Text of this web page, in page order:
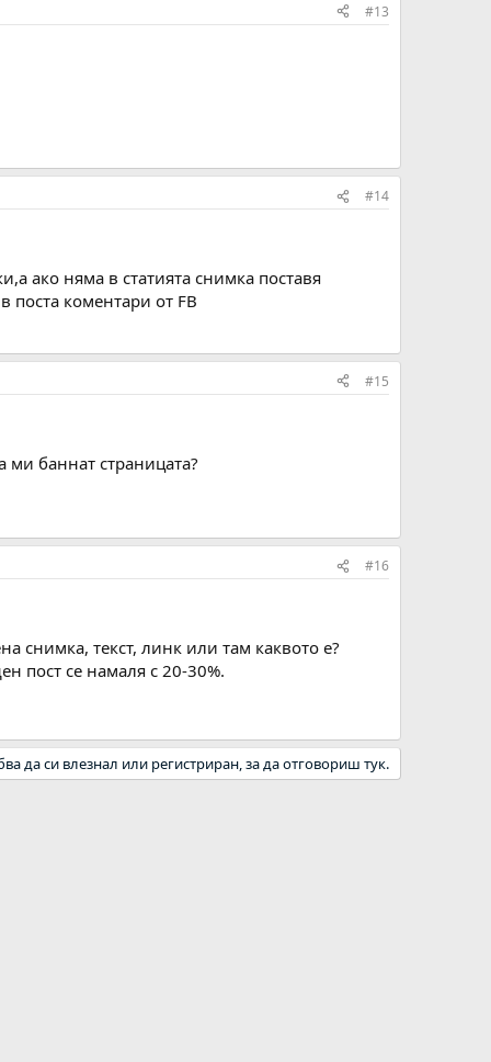
#13
#14
ако няма в статията снимка поставя
поста коментари от FB
#15
ми баннат страницата?
#16
снимка, текст, линк или там каквото е?
пост се намаля с 20-30%.
да си влезнал или регистриран, за да отговориш тук.